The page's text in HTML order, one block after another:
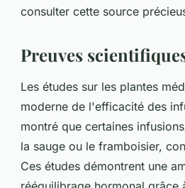
consulter cette source
Preuves
Les études sur les plantes
moderne de l'efficacité des
montré que certaines
la sauge ou le framboisier,
Ces études démontrent une